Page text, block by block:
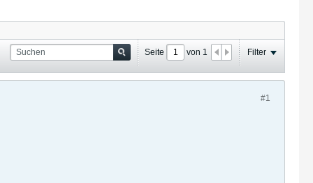
Seite von 1 Filter
#1